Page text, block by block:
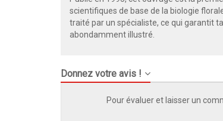
scientifiques de base de la biologie
traité par un spécialiste, ce qui garantit
abondamment illustré.
Donnez votre avis !
Pour évaluer et laisser un